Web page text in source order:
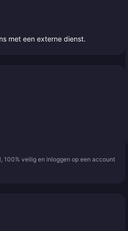
met een externe dienst.
100% veilig en inloggen op een account